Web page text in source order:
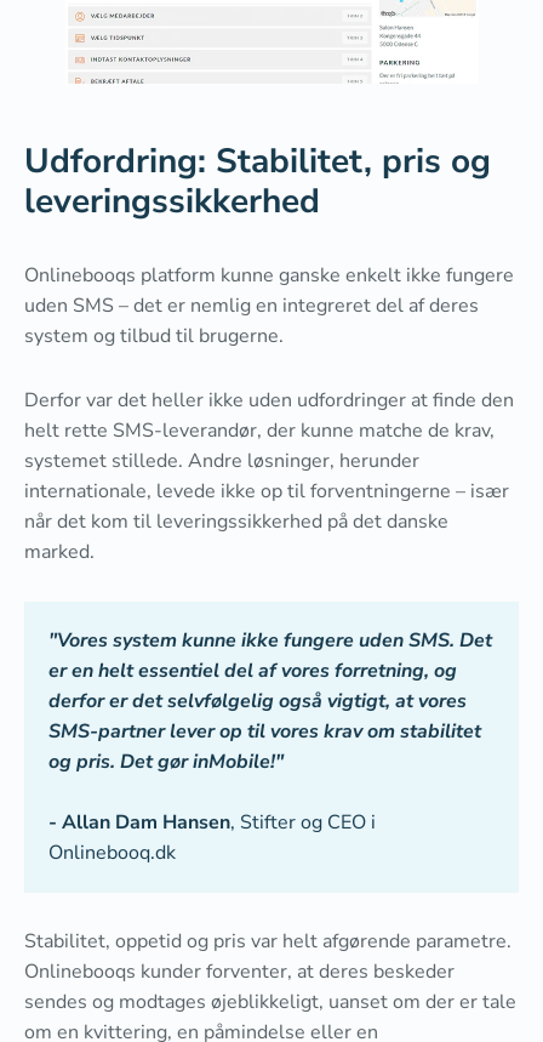
Udfordring: Stabilitet, pris og
leveringssikkerhed
Onlinebooqs platform kunne ganske enkelt ikke fungere
uden SMS – det er nemlig en integreret del af deres
system og tilbud til brugerne.
Derfor var det heller ikke uden udfordringer at finde den
helt rette SMS-leverandør, der kunne matche de krav,
systemet stillede. Andre løsninger, herunder
internationale, levede ikke op til forventningerne – især
når det kom til leveringssikkerhed på det danske
marked.
"Vores system kunne ikke fungere uden SMS. Det
er en helt essentiel del af vores forretning, og
derfor er det selvfølgelig også vigtigt, at vores
SMS-partner lever op til vores krav om stabilitet
og pris. Det gør inMobile!"
- Allan Dam Hansen, Stifter og CEO i
Onlinebooq.dk
Stabilitet, oppetid og pris var helt afgørende parametre.
Onlinebooqs kunder forventer, at deres beskeder
sendes og modtages øjeblikkeligt, uanset om der er tale
om en kvittering, en påmindelse eller en